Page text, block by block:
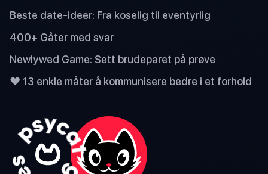
Beste date-ideer: Fra koselig til eventyrlig
400+ Gåter med svar
Newlywed Game: Sett brudeparet på prøve
❤️ 13 enkle måter å kommunisere bedre i et forhold